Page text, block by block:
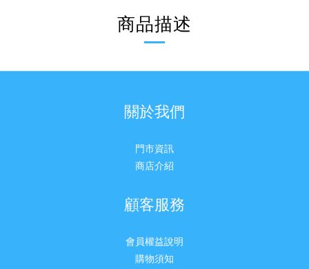
商品描述
關於我們
門市資訊
商店介紹
顧客服務
會員權益說明
購物須知